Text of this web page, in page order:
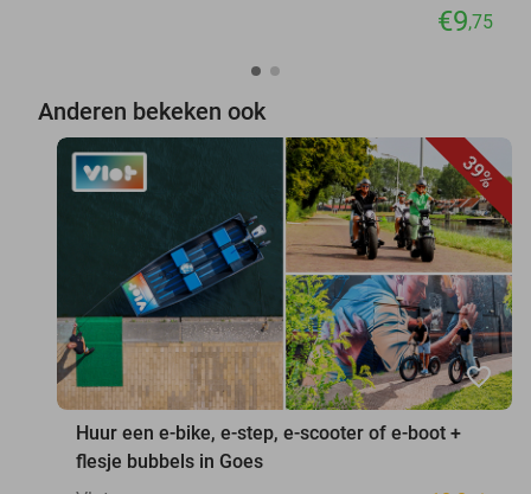
€9,75
Anderen bekeken ook
39%
favorite_border
Huur een e-bike, e-step, e-scooter of e-boot +
flesje bubbels in Goes